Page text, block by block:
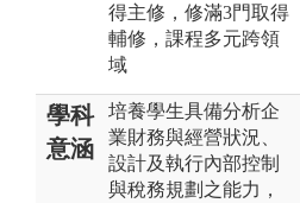
得主修，修滿3門取得
輔修，課程多元跨領
域
學科
意涵
培養學生具備分析企
業財務與經營狀況、
設計及執行內部控制
與稅務規劃之能力，